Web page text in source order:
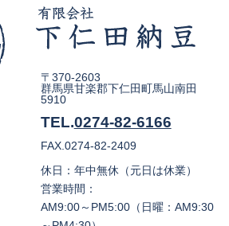
〒370-2603
群馬県甘楽郡下仁田町馬山南田
5910
TEL.0274-82-6166
FAX.0274-82-2409
休日：年中無休（元日は休業）
営業時間：
AM9:00～PM5:00（日曜：AM9:30